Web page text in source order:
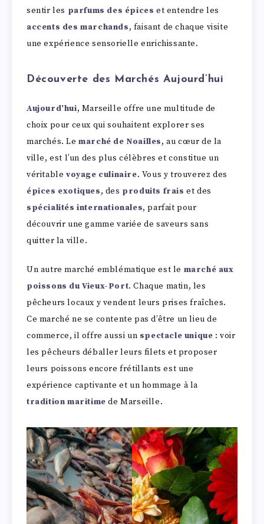
sentir les parfums des épices et entendre les
accents des marchands, faisant de chaque visite
une expérience sensorielle enrichissante.
Découverte des Marchés Aujourd’hui
Aujourd’hui, Marseille offre une multitude de
choix pour ceux qui souhaitent explorer ses
marchés. Lemarché de Noailles, au cœur de la
ville, est l’un des plus célèbres et constitue un
véritable voyage culinaire. Vous y trouverez des
épices exotiques, des produits frais et des
spécialités internationales, parfait pour
découvrir une gamme variée de saveurs sans
quitter la ville.
Un autre marché emblématique est le marché aux
poissons du Vieux-Port. Chaque matin, les
pêcheurs locaux y vendent leurs prises fraîches.
Ce marché ne se contente pas d’être un lieu de
commerce, il offre aussi un spectacle unique : voir
les pêcheurs déballer leurs filets et proposer
leurs poissons encore frétillants est une
expérience captivante et un hommage à la
tradition maritime de Marseille.